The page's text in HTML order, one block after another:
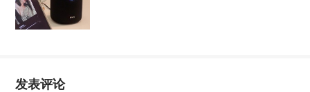
发表评论